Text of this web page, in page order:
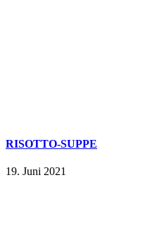
RISOTTO-SUPPE
19. Juni 2021